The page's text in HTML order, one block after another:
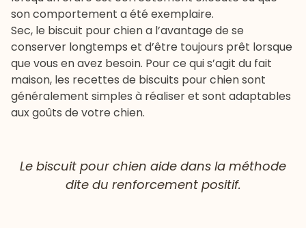
son comportement a été exemplaire.
Sec, le biscuit pour chien a l’avantage de se
conserver longtemps et d’être toujours prêt lorsque
que vous en avez besoin. Pour ce qui s’agit du fait
maison, les recettes de biscuits pour chien sont
généralement simples à réaliser et sont adaptables
aux goûts de votre chien.
Le biscuit pour chien aide dans la méthode
dite du renforcement positif.